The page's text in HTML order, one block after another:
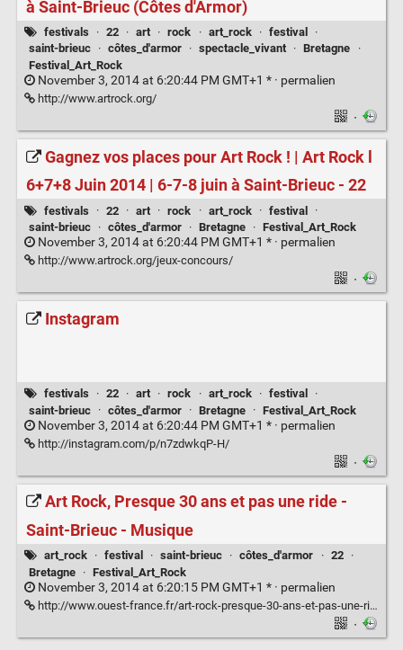
à Saint-Brieuc (Côtes d'Armor)
festivals · 22 · art · rock · art_rock · festival
·
saint-brieuc
· côtes_d'armor · spectacle_vivant · Bretagne
·
Festival_Art_Rock
November 3, 2014 at 6:20:44 PM GMT+1 * · permalien
http://www.artrock.org/
·
Gagnez vos places pour Art Rock ! | Art Rock l
6+7+8 Juin 2014 | 6-7-8 juin à Saint-Brieuc - 22
festivals · 22 · art · rock · art_rock · festival
·
saint-brieuc
· côtes_d'armor · Bretagne · Festival_Art_Rock
November 3, 2014 at 6:20:44 PM GMT+1 * · permalien
http://www.artrock.org/jeux-concours/
·
Instagram
festivals · 22 · art · rock · art_rock · festival
·
saint-brieuc
· côtes_d'armor · Bretagne · Festival_Art_Rock
November 3, 2014 at 6:20:44 PM GMT+1 * · permalien
http://instagram.com/p/n7zdwkqP-H/
·
Art Rock, Presque 30 ans et pas une ride -
Saint-Brieuc - Musique
art_rock · festival · saint-brieuc · côtes_d'armor · 22
·
Bretagne
· Festival_Art_Rock
November 3, 2014 at 6:20:15 PM GMT+1 * · permalien
http://www.ouest-france.fr/art-rock-presque-30-ans-et-pas-une-ride-49247
·